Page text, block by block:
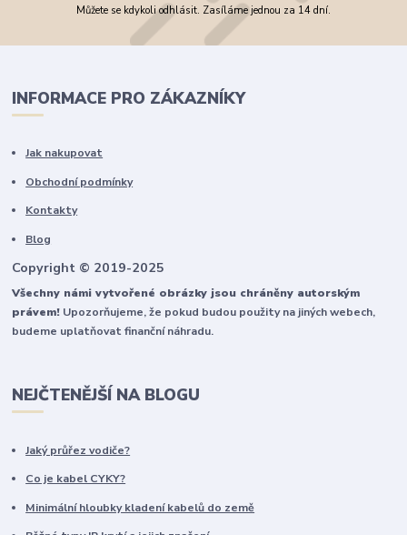
Můžete se kdykoli odhlásit. Zasíláme jednou za 14 dní.
INFORMACE PRO ZÁKAZNÍKY
Jak nakupovat
Obchodní podmínky
Kontakty
Blog
Copyright © 2019-2025
Všechny námi vytvořené obrázky jsou chráněny autorským
právem! Upozorňujeme, že pokud budou použity na jiných webech,
budeme uplatňovat finanční náhradu.
NEJČTENĚJŠÍ NA BLOGU
Jaký průřez vodiče?
Co je kabel CYKY?
Minimální hloubky kladení kabelů do země